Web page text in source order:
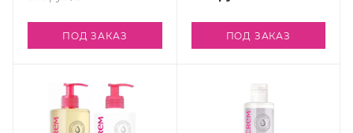
ПОД ЗАКАЗ ПОД ЗАКАЗ